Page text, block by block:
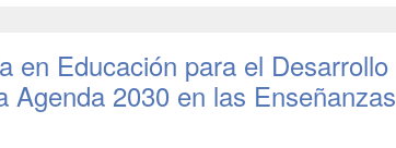
en Educación para el Desarrollo
Agenda 2030 en las Enseñanzas